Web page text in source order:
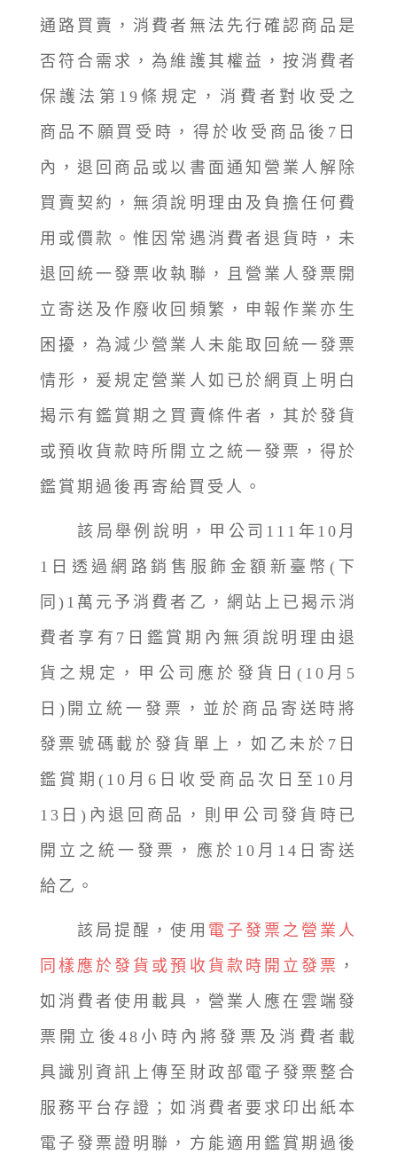
通路買賣，消費者無法先行確認商品是
否符合需求，為維護其權益，按消費者
保護法第19條規定，消費者對收受之
商品不願買受時，得於收受商品後7日
內，退回商品或以書面通知營業人解除
買賣契約，無須說明理由及負擔任何費
用或價款。惟因常遇消費者退貨時，未
退回統一發票收執聯，且營業人發票開
立寄送及作廢收回頻繁，申報作業亦生
困擾，為減少營業人未能取回統一發票
情形，爰規定營業人如已於網頁上明白
揭示有鑑賞期之買賣條件者，其於發貨
或預收貨款時所開立之統一發票，得於
鑑賞期過後再寄給買受人。
該局舉例說明，甲公司111年10月
1日透過網路銷售服飾金額新臺幣(下
同)1萬元予消費者乙，網站上已揭示消
費者享有7日鑑賞期內無須說明理由退
貨之規定，甲公司應於發貨日(10月5
日)開立統一發票，並於商品寄送時將
發票號碼載於發貨單上，如乙未於7日
鑑賞期(10月6日收受商品次日至10月
13日)內退回商品，則甲公司發貨時已
開立之統一發票，應於10月14日寄送
給乙。
該局提醒，使用 電子發票之營業人
同樣應於發貨或預收貨款時開立發票 ，
如消費者使用載具，營業人應在雲端發
票開立後48小時內將發票及消費者載
具識別資訊上傳至財政部電子發票整合
服務平台存證；如消費者要求印出紙本
電子發票證明聯，方能適用鑑賞期過後